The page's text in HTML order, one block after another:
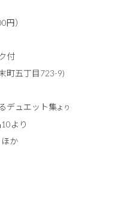
円）
付
町五丁目723-9)
デュエット集より
より
か